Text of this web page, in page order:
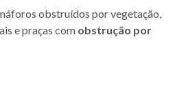
obstruídos por vegetação,
e praças com obstrução por